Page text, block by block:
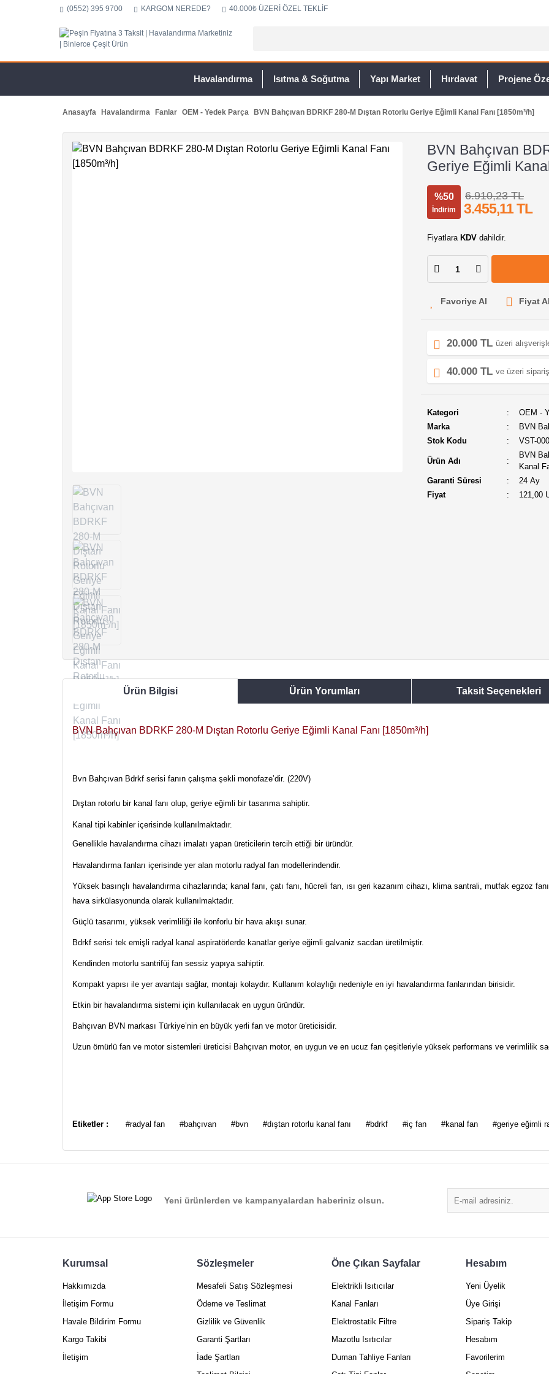
(0552) 395 9700 KARGOM NEREDE? 40.000₺ ÜZERİ ÖZEL TEKLİF
Havalandırma Isıtma & Soğutma Yapı Market Hırdavat Projene
Anasayfa Havalandırma Fanlar OEM - Yedek Parça BVN Bahçıvan BDRKF 280-M Dıştan Rotorlu Geriye Eğimli Kanal Fanı [1850m³/h]
BVN Bahçıvan
Geriye Eğimli
%50
İndirim
6.910,23 TL
3.455,11 TL
Fiyatlara KDV dahildir.
Fiyat
20.000 TL üzeri
40.000 TL ve üzeri
Kategori
OEM -
Marka
BVN
Stok Kodu
VST-
Ürün Adı
BVN
Kanal
Garanti Süresi
24 Ay
Fiyat
121,00
Ürün Bilgisi Ürün Yorumları Taksit Seçenekleri
BVN Bahçıvan BDRKF 280-M Dıştan Rotorlu Geriye Eğimli Kanal Fanı [1850m³/h]
Bvn Bahçıvan Bdrkf serisi fanın çalışma şekli monofaze’dir. (220V)
Dıştan rotorlu bir kanal fanı olup, geriye eğimli bir tasarıma sahiptir.
Kanal tipi kabinler içerisinde kullanılmaktadır.
Genellikle havalandırma cihazı imalatı yapan üreticilerin tercih ettiği bir üründür.
Havalandırma fanları içerisinde yer alan motorlu radyal fan modellerindendir.
Yüksek basınçlı havalandırma cihazlarında; kanal fanı, çatı fanı, hücreli fan, ısı geri kazanım cihazı, klima santrali, mutfak egzoz
hava sirkülasyonunda olarak kullanılmaktadır.
Güçlü tasarımı, yüksek verimliliği ile konforlu bir hava akışı sunar.
Bdrkf serisi tek emişli radyal kanal aspiratörlerde kanatlar geriye eğimli galvaniz sacdan üretilmiştir.
Kendinden motorlu santrifüj fan sessiz yapıya sahiptir.
Kompakt yapısı ile yer avantajı sağlar, montajı kolaydır. Kullanım kolaylığı nedeniyle en iyi havalandırma fanlarından birisidir.
Etkin bir havalandırma sistemi için kullanılacak en uygun üründür.
Bahçıvan BVN markası Türkiye’nin en büyük yerli fan ve motor üreticisidir.
Uzun ömürlü fan ve motor sistemleri üreticisi Bahçıvan motor, en uygun ve en ucuz fan çeşitleriyle yüksek performans ve verimlilik
Bu ürüne ilk yorumu siz yapın!
Ürün resmi kalitesiz, bozuk veya görüntülenemiyor.
Ürün fiyatı diğer sitelerden daha pahalı.
Etiketler : #radyal fan #bahçıvan #bvn #dıştan rotorlu kanal fanı #bdrkf #iç fan #kanal fan #geriye eğimli
Yeni ürünlerden ve kampanyalardan haberiniz olsun.
Kurumsal
Hakkımızda
İletişim Formu
Havale Bildirim Formu
Kargo Takibi
İletişim
Sözleşmeler
Mesafeli Satış Sözleşmesi
Ödeme ve Teslimat
Gizlilik ve Güvenlik
Garanti Şartları
İade Şartları
Öne Çıkan Sayfalar
Elektrikli Isıtıcılar
Kanal Fanları
Elektrostatik Filtre
Mazotlu Isıtıcılar
Duman Tahliye Fanları
Hesabım
Yeni Üyelik
Üye Girişi
Sipariş Takip
Hesabım
Favorilerim